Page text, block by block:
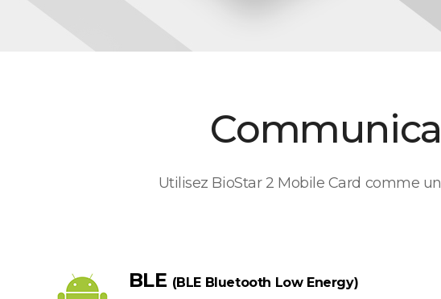
Utilisez BioStar 2 Mobile Card comme
BLE (BLE Bluetooth Low Energy)